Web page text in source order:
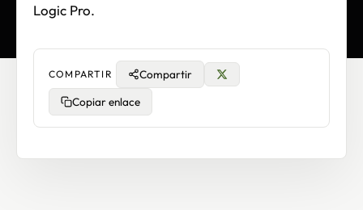
Logic Pro.
COMPARTIR
Compartir
Copiar enlace